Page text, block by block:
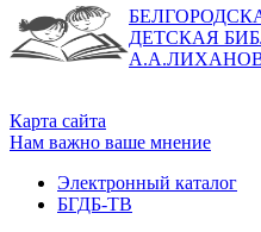
ДЕТСКАЯ
Карта сайта
Нам важно ваше мнение
Электронный каталог
БГДБ-ТВ